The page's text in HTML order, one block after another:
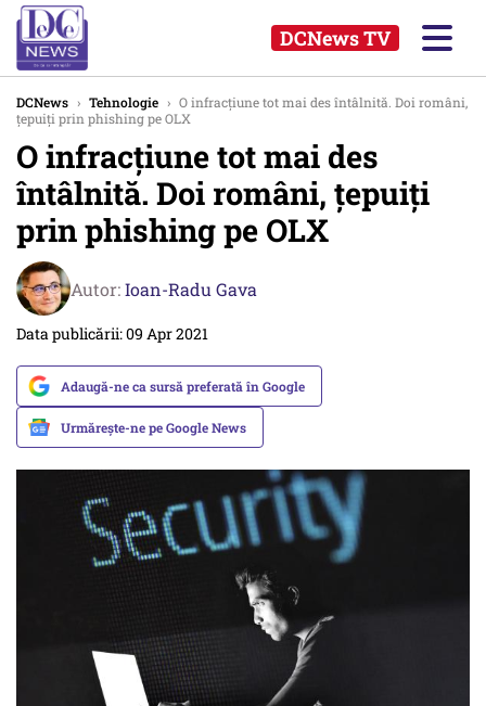
DCNews TV
DCNews › Tehnologie › O infracțiune tot mai des întâlnită. Doi români,
țepuiți prin phishing pe OLX
O infracțiune tot mai des
întâlnită. Doi români, țepuiți
prin phishing pe OLX
Autor:Ioan-Radu Gava
Data publicării: 09 Apr 2021
Adaugă-ne ca sursă preferată în Google
Urmărește-ne pe Google News